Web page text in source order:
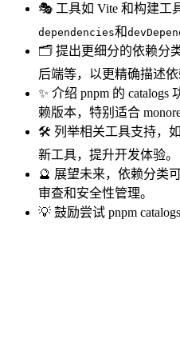
🎭 工具如 Vite 和构建工
dependencies和
🗂️ 提出更细分的依赖分
后端等，以更精确描述依
✨ 介绍 pnpm 的
赖版本，特别适合
🛠️ 列举相关工具支持，
新工具，提升开发体验。
🔮 展望未来，依赖分类
审查和安全性管理。
💡 鼓励尝试 pnpm